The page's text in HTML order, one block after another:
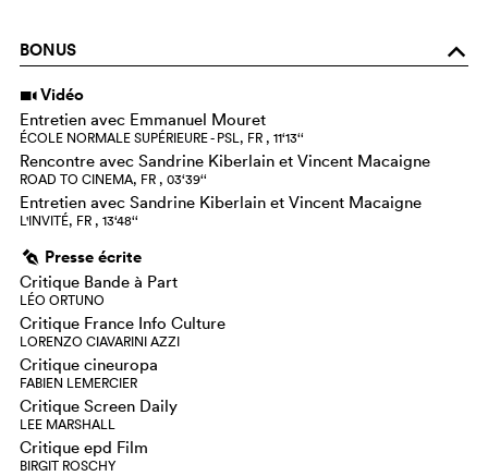
BONUS o
i Vidéo
Entretien avec Emmanuel Mouret
ÉCOLE NORMALE SUPÉRIEURE - PSL, FR , 11‘13‘‘
Rencontre avec Sandrine Kiberlain et Vincent Macaigne
ROAD TO CINEMA, FR , 03‘39‘‘
Entretien avec Sandrine Kiberlain et Vincent Macaigne
L'INVITÉ, FR , 13‘48‘‘
g Presse écrite
Critique Bande à Part
LÉO ORTUNO
Critique France Info Culture
LORENZO CIAVARINI AZZI
Critique cineuropa
FABIEN LEMERCIER
Critique Screen Daily
LEE MARSHALL
Critique epd Film
BIRGIT ROSCHY